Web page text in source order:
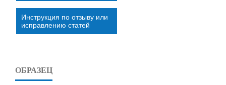
Инструкция по отзыву или
исправлению статей
ОБРАЗЕЦ